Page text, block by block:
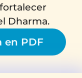
Dharma.
en PDF